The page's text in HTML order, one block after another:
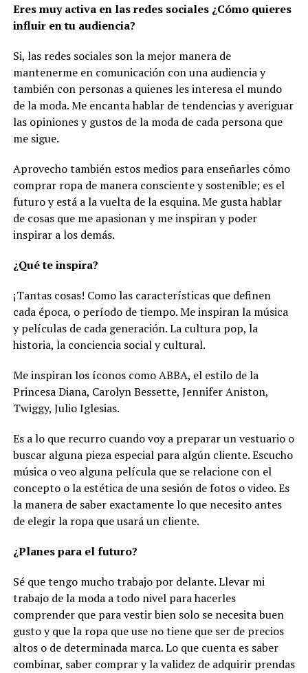
Eres muy activa en las redes sociales ¿Cómo quieres
influir en tu audiencia?
Si, las redes sociales son la mejor manera de
mantenerme en comunicación con una audiencia y
también con personas a quienes les interesa el mundo
de la moda. Me encanta hablar de tendencias y averiguar
las opiniones y gustos de la moda de cada persona que
me sigue.
Aprovecho también estos medios para enseñarles cómo
comprar ropa de manera consciente y sostenible; es el
futuro y está a la vuelta de la esquina. Me gusta hablar
de cosas que me apasionan y me inspiran y poder
inspirar a los demás.
¿Qué te inspira?
¡Tantas cosas! Como las características que definen
cada época, o período de tiempo. Me inspiran la música
y películas de cada generación. La cultura pop, la
historia, la conciencia social y cultural.
Me inspiran los íconos como ABBA, el estilo de la
Princesa Diana, Carolyn Bessette, Jennifer Aniston,
Twiggy, Julio Iglesias.
Es a lo que recurro cuando voy a preparar un vestuario o
buscar alguna pieza especial para algún cliente. Escucho
música o veo alguna película que se relacione con el
concepto o la estética de una sesión de fotos o video. Es
la manera de saber exactamente lo que necesito antes
de elegir la ropa que usará un cliente.
¿Planes para el futuro?
Sé que tengo mucho trabajo por delante. Llevar mi
trabajo de la moda a todo nivel para hacerles
comprender que para vestir bien solo se necesita buen
gusto y que la ropa que use no tiene que ser de precios
altos o de determinada marca. Lo que cuenta es saber
combinar, saber comprar y la validez de adquirir prendas